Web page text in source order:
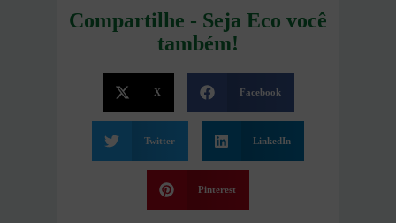
Compartilhe - Seja Eco você
também!
X Facebook
Twitter LinkedIn
Pinterest